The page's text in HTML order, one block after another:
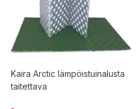
Kaira Arctic lämpöistuinalusta
taitettava